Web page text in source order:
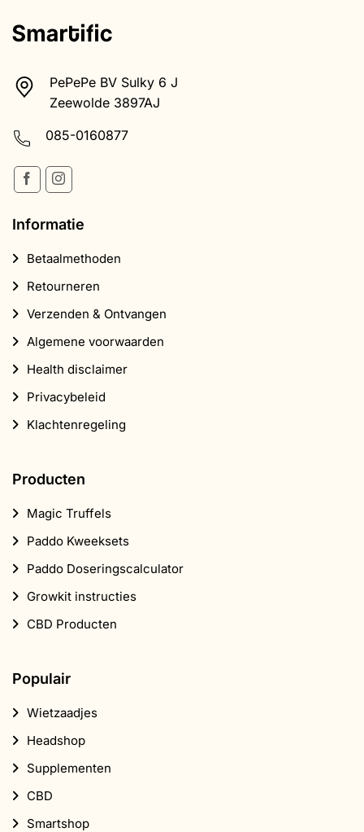
PePePe BV Sulky 6 J
Zeewolde 3897AJ
085-0160877
Informatie
Betaalmethoden
Retourneren
Verzenden & Ontvangen
Algemene voorwaarden
Health disclaimer
Privacybeleid
Klachtenregeling
Producten
Magic Truffels
Paddo Kweeksets
Paddo Doseringscalculator
Growkit instructies
CBD Producten
Populair
Wietzaadjes
Headshop
Supplementen
CBD
Smartshop